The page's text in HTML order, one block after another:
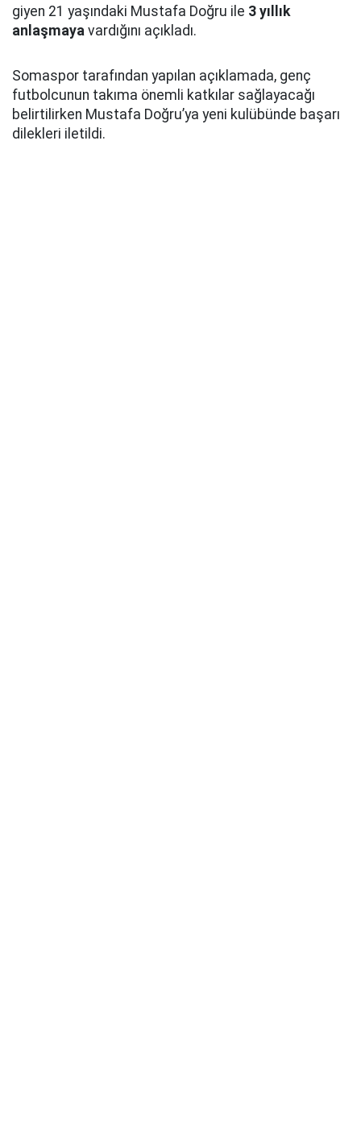
giyen 21 yaşındaki Mustafa Doğru ile 3 yıllık
anlaşmaya vardığını açıkladı.
Somaspor tarafından yapılan açıklamada, genç
futbolcunun takıma önemli katkılar sağlayacağı
belirtilirken Mustafa Doğru’ya yeni kulübünde başarı
dilekleri iletildi.